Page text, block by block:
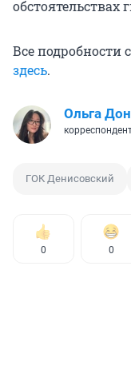
обстоятельствах
Все подробности
здесь.
Ольга
ГОК Денисовский
0 0